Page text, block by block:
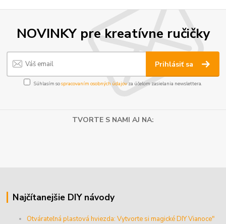
NOVINKY pre kreatívne ručičky
Prihlásiť sa
Súhlasím sospracovaním osobných údajov za účelom zasielania newslettera.
TVORTE S NAMI AJ NA:
Najčítanejšie DIY návody
Otvárateľná plastová hviezda: Vytvorte si magické DIY Vianoce"